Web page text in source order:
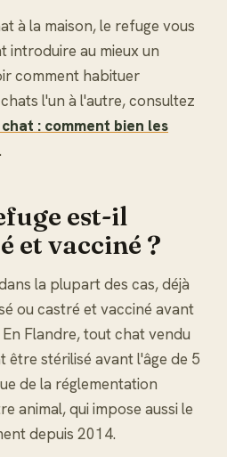
à la maison, le refuge vous
introduire au mieux un
comment habituer
l'un à l'autre, consultez
: comment bien les
.
est-il
et vacciné ?
la plupart des cas, déjà
ou castré et vacciné avant
Flandre, tout chat vendu
être stérilisé avant l'âge de 5
de la réglementation
animal, qui impose aussi le
depuis 2014.